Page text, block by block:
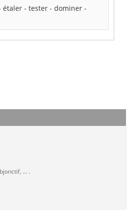
étaler -tester -dominer -
... .